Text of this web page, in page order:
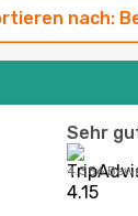
nach:
Sehr
4.356